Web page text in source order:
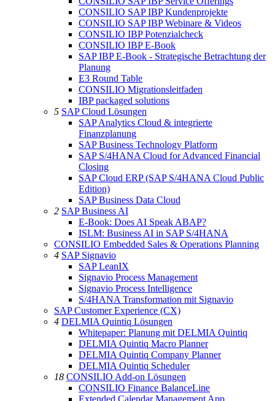
CONSILIO SAP IBP Kundenprojekte
CONSILIO SAP IBP Webinare & Videos
CONSILIO IBP Potenzialcheck
CONSILIO IBP E-Book
SAP IBP E-Book - Strategische Betrachtung der
Planung
E3 Round Table
CONSILIO Migrationsleitfaden
IBP packaged solutions
5 SAP Cloud Lösungen
SAP Analytics Cloud & integrierte
Finanzplanung
SAP Business Technology Platform
SAP S/4HANA Cloud for Advanced Financial
Closing
SAP Cloud ERP (SAP S/4HANA Cloud Public
Edition)
SAP Business Data Cloud
2 SAP Business AI
E-Book: Does AI Speak ABAP?
ISLM: Business AI in SAP S/4HANA
CONSILIO Embedded Sales & Operations Planning
4 SAP Signavio
SAP LeanIX
Signavio Process Management
Signavio Process Intelligence
S/4HANA Transformation mit Signavio
SAP Customer Experience (CX)
4 DELMIA Quintiq Lösungen
Whitepaper: Planung mit DELMIA Quintiq
DELMIA Quintiq Macro Planner
DELMIA Quintiq Company Planner
DELMIA Quintiq Scheduler
18 CONSILIO Add-on Lösungen
CONSILIO Finance BalanceLine
Extended Calendar Management App